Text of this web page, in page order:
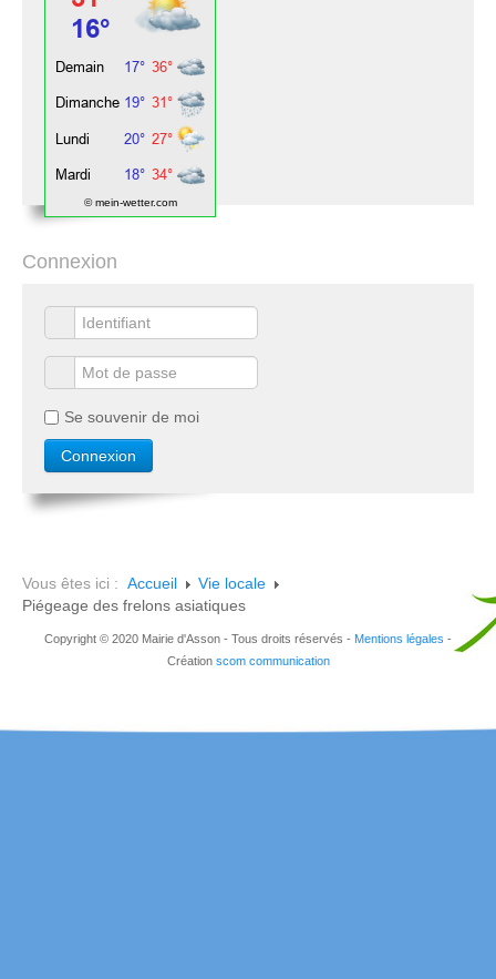
© mein-wetter.com
Connexion
Se souvenir de moi
Vous êtes ici : Accueil
Vie locale
Piégeage des frelons asiatiques
Copyright © 2020 Mairie d'Asson - Tous droits réservés - Mentions légales -
Création scom communication